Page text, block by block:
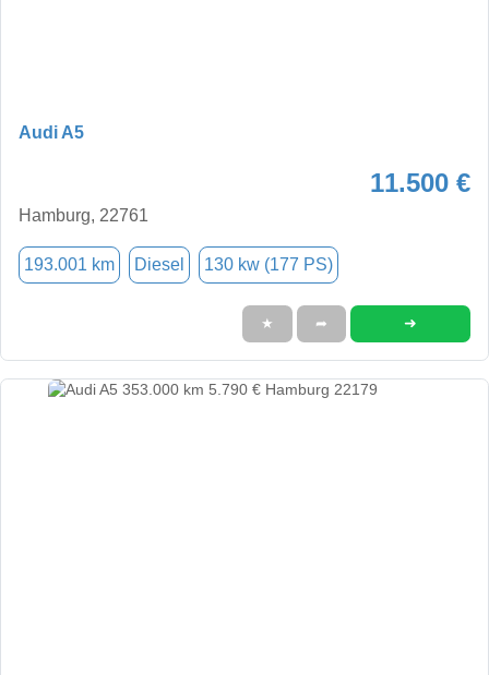
Audi A5
11.500 €
Hamburg, 22761
193.001 km Diesel 130 kw (177 PS)
★ ➦ ➜